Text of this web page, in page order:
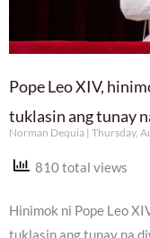
Pope Leo XIV,
tuklasin ang tunay
Norman Dequia Thursday,
810 total views
Hinimok ni Pope Leo
tuklasin ang tunay na